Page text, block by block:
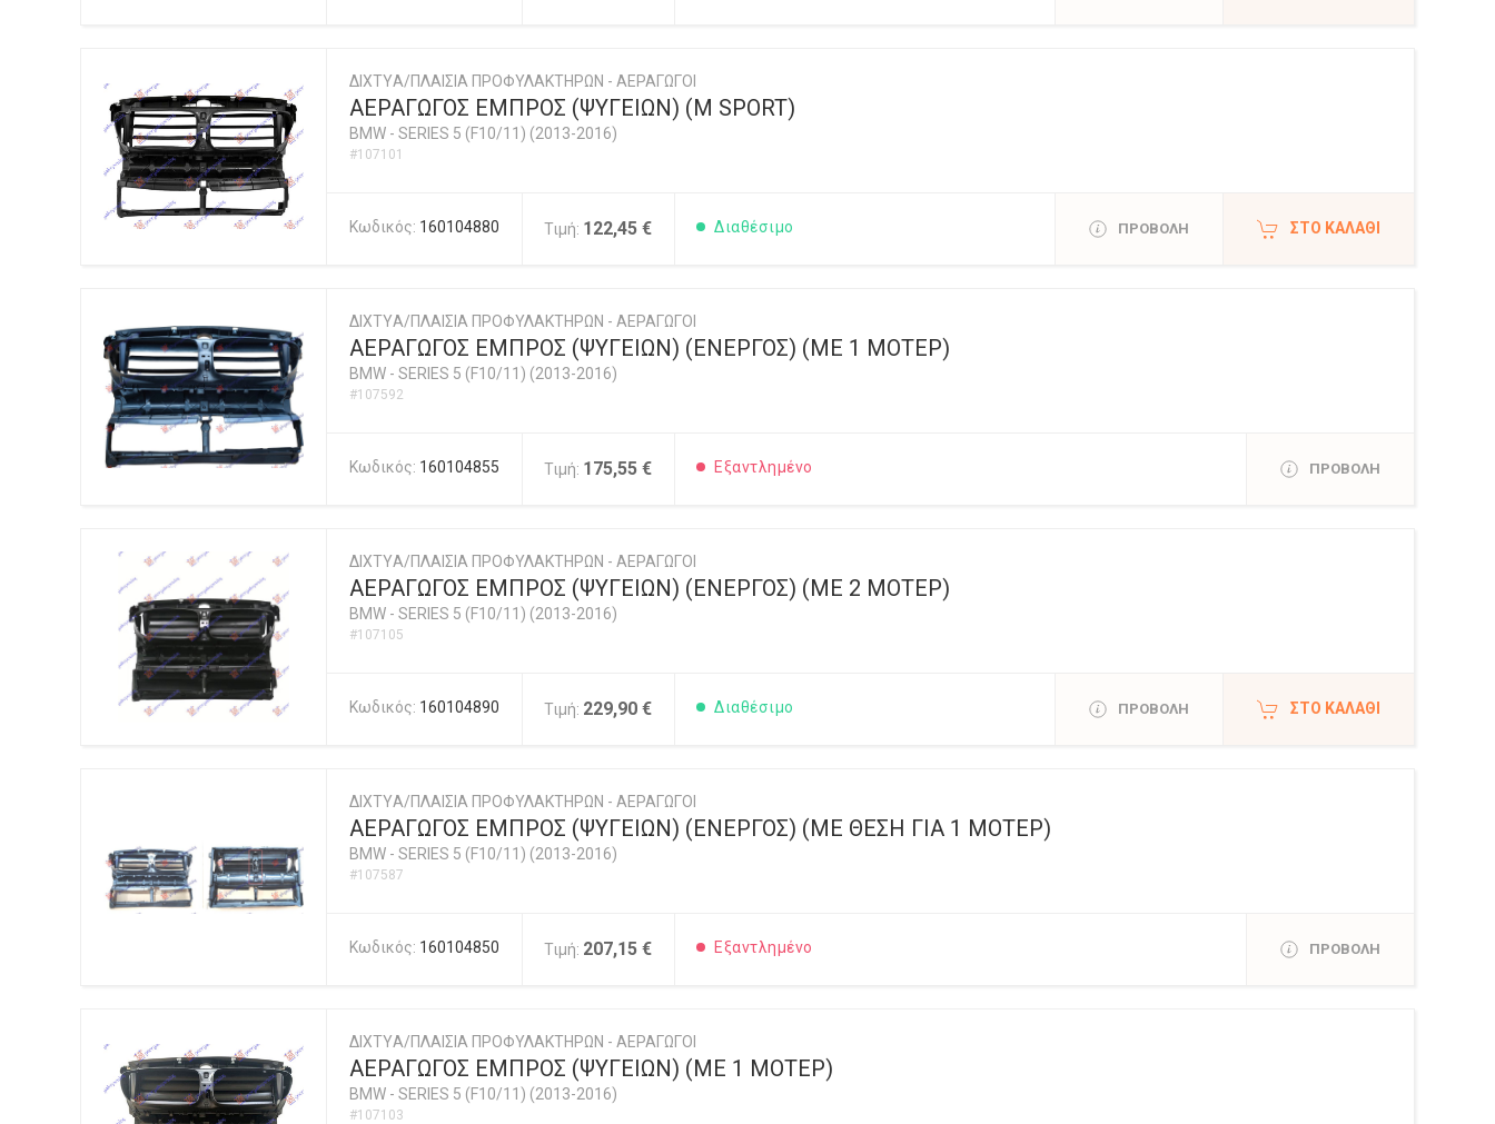
ΔΙΧΤYΑ/ΠΛΑΙΣΙΑ ΠΡΟΦΥΛΑΚΤΗΡΩΝ - ΑΕΡΑΓΩΓΟΙ
ΑΕΡΑΓΩΓΟΣ ΕΜΠΡΟΣ (ΨΥΓΕΙΩΝ) (M SPORT)
BMW - SERIES 5 (F10/11) (2013-2016)
#107101
Κωδικός: 160104880 Τιμή: 122,45 € Διαθέσιμο ΠΡΟΒΟΛΗ ΣΤΟ ΚΑΛΆΘΙ
ΔΙΧΤYΑ/ΠΛΑΙΣΙΑ ΠΡΟΦΥΛΑΚΤΗΡΩΝ - ΑΕΡΑΓΩΓΟΙ
ΑΕΡΑΓΩΓΟΣ ΕΜΠΡΟΣ (ΨΥΓΕΙΩΝ) (ΕΝΕΡΓΟΣ) (ΜΕ 1 ΜΟΤΕΡ)
BMW - SERIES 5 (F10/11) (2013-2016)
#107592
Κωδικός: 160104855 Τιμή: 175,55 € Εξαντλημένο ΠΡΟΒΟΛΗ
ΔΙΧΤYΑ/ΠΛΑΙΣΙΑ ΠΡΟΦΥΛΑΚΤΗΡΩΝ - ΑΕΡΑΓΩΓΟΙ
ΑΕΡΑΓΩΓΟΣ ΕΜΠΡΟΣ (ΨΥΓΕΙΩΝ) (ΕΝΕΡΓΟΣ) (ΜΕ 2 ΜΟΤΕΡ)
BMW - SERIES 5 (F10/11) (2013-2016)
#107105
Κωδικός: 160104890 Τιμή: 229,90 € Διαθέσιμο ΠΡΟΒΟΛΗ ΣΤΟ ΚΑΛΆΘΙ
ΔΙΧΤYΑ/ΠΛΑΙΣΙΑ ΠΡΟΦΥΛΑΚΤΗΡΩΝ - ΑΕΡΑΓΩΓΟΙ
ΑΕΡΑΓΩΓΟΣ ΕΜΠΡΟΣ (ΨΥΓΕΙΩΝ) (ΕΝΕΡΓΟΣ) (ΜΕ ΘΕΣΗ ΓΙΑ 1 ΜΟΤΕΡ)
BMW - SERIES 5 (F10/11) (2013-2016)
#107587
Κωδικός: 160104850 Τιμή: 207,15 € Εξαντλημένο ΠΡΟΒΟΛΗ
ΔΙΧΤYΑ/ΠΛΑΙΣΙΑ ΠΡΟΦΥΛΑΚΤΗΡΩΝ - ΑΕΡΑΓΩΓΟΙ
ΑΕΡΑΓΩΓΟΣ ΕΜΠΡΟΣ (ΨΥΓΕΙΩΝ) (ΜΕ 1 ΜΟΤΕΡ)
BMW - SERIES 5 (F10/11) (2013-2016)
#107103